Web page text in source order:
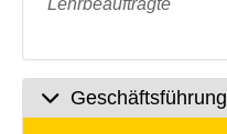
Lehrbeauftragte
Geschäftsführung